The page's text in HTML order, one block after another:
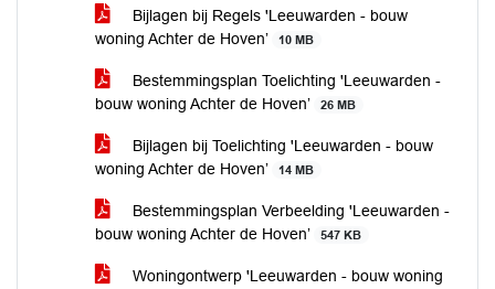
Bijlagen bij Regels 'Leeuwarden - bouw
woning Achter de Hoven’
10 MB
Bestemmingsplan Toelichting 'Leeuwarden -
bouw woning Achter de Hoven’
26 MB
Bijlagen bij Toelichting 'Leeuwarden - bouw
woning Achter de Hoven’
14 MB
Bestemmingsplan Verbeelding 'Leeuwarden -
bouw woning Achter de Hoven’
547 KB
Woningontwerp 'Leeuwarden - bouw woning